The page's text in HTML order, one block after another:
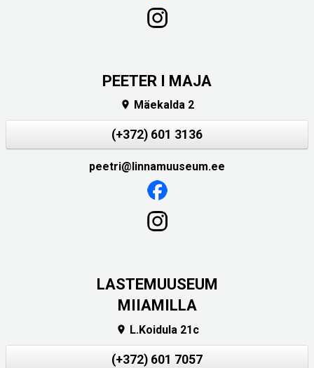
PEETER I MAJA
 Mäekalda 2
(+372) 601 3136
peetri@linnamuuseum.ee
LASTEMUUSEUM
MIIAMILLA
 L.Koidula 21c
(+372) 601 7057